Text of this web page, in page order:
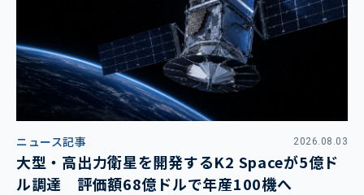
ニュース記事 2026.08.03
大型・高出力衛星を開発するK2 Spaceが5億ド
ル調達 評価額68億ドルで年産100機へ